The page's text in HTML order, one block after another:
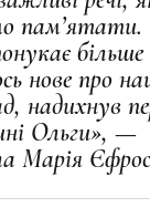
пам’ятати.
нове про
надихнув
Ольги», —
Марія